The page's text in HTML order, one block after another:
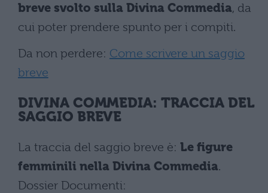
breve svolto sulla Divina Commedia, da
cui poter prendere spunto per i compiti.
Da non perdere: Come scrivere un saggio
breve
DIVINA COMMEDIA: TRACCIA DEL
SAGGIO BREVE
La traccia del saggio breve è: Le figure
femminili nella Divina Commedia.
Dossier Documenti: